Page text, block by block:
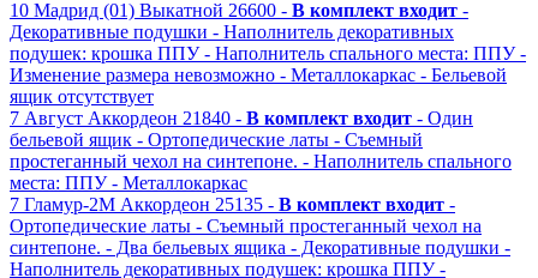
10 Мадрид (01) Выкатной 26600 - В комплект входит -
Декоративные подушки - Наполнитель декоративных
подушек: крошка ППУ - Наполнитель спального места: ППУ -
Изменение размера невозможно - Металлокаркас - Бельевой
ящик отсутствует
7 Август Аккордеон 21840 - В комплект входит - Один
бельевой ящик - Ортопедические латы - Съемный
простеганный чехол на синтепоне. - Наполнитель спального
места: ППУ - Металлокаркас
7 Гламур-2М Аккордеон 25135 - В комплект входит -
Ортопедические латы - Съемный простеганный чехол на
синтепоне. - Два бельевых ящика - Декоративные подушки -
Наполнитель декоративных подушек: крошка ППУ -